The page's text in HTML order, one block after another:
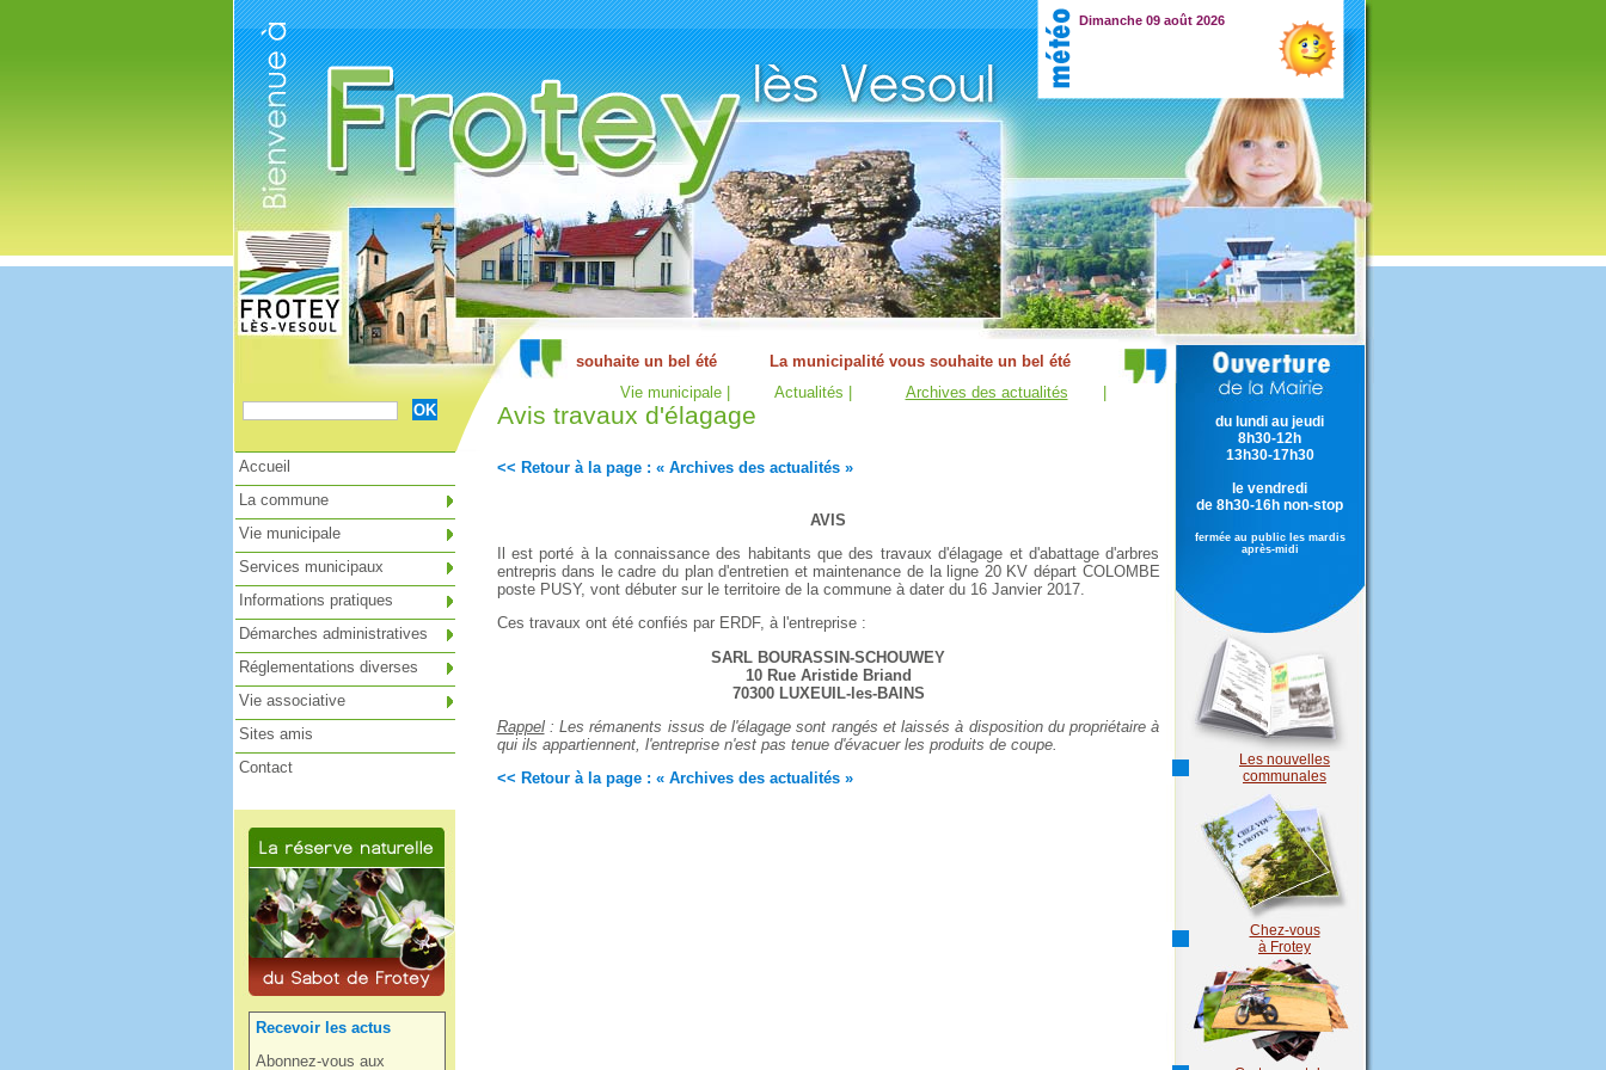
Dimanche 09 août 2026
Recevoir les actus
Abonnez-vous aux
Vie municipale | Actualités | Archives des actualités
Avis travaux d'élagage
<< Retour à la page : « Archives des actualités »
AVIS
Il est porté à la connaissance des habitants que des travaux d'élagage et d'abattage d'arbres
entrepris dans le cadre du plan d'entretien et maintenance de la ligne 20 KV départ COLOMBE
poste PUSY, vont débuter sur le territoire de la commune à dater du 16 Janvier 2017.
Ces travaux ont été confiés par ERDF, à l'entreprise :
SARL BOURASSIN-SCHOUWEY
10 Rue Aristide Briand
70300 LUXEUIL-les-BAINS
Rappel: Les rémanents issus de l'élagage sont rangés et laissés à disposition du propriétaire à
qui ils appartiennent, l'entreprise n'est pas tenue d'évacuer les produits de coupe.
<< Retour à la page : « Archives des actualités »
du lundi au jeudi
8h30-12h
13h30-17h30
le vendredi
de 8h30-16h non-stop
fermée au public les mardis
après-midi
Les nouvelles
communales
Chez-vous
à Frotey
Accueil
La commune
Vie municipale
Services municipaux
Informations pratiques
Démarches administratives
Réglementations diverses
Vie associative
Sites amis
Contact